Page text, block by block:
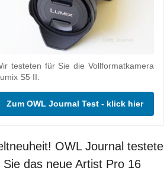
testeten für Sie die Vollformatkamera
S5 II.
Zum OWL Journal Test - klick hier
OWL Journal testete
Sie das neue Artist Pro 16